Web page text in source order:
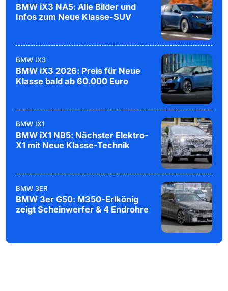
BMW iX3 NA5: Alle Bilder und
Infos zum Neue Klasse-SUV
BMW IX3
BMW iX3 2026: Preis für Neue
Klasse bald ab 60.000 Euro
BMW IX1
BMW iX1 NB5: Nächster Elektro-
X1 mit Neue Klasse-Technik
BMW 3ER
BMW 3er G50: M350-Erlkönig
zeigt Scheinwerfer & 4 Endrohre